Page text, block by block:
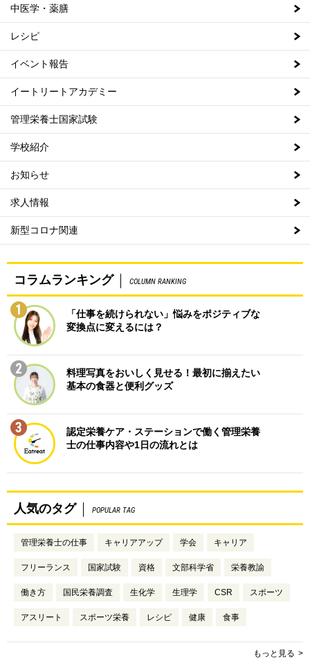
中医学・薬膳
レシピ
イベント報告
イートリートアカデミー
管理栄養士国家試験
学校紹介
お知らせ
求人情報
新型コロナ関連
コラムランキング COLUMN RANKING
1
「仕事を続けられない」悩みをポジティブな
変換点に変えるには？
2
料理写真をおいしく見せる！最初に揃えたい
基本の食器と便利グッズ
3
認定栄養ケア・ステーションで働く管理栄養
士の仕事内容や1日の流れとは
人気のタグ POPULAR TAG
管理栄養士の仕事 キャリアアップ 学会 キャリア
フリーランス 国家試験 資格 文部科学省 栄養教諭
働き方 国民栄養調査 生化学 生理学 CSR スポーツ
アスリート スポーツ栄養 レシピ 健康 食事
もっと見る